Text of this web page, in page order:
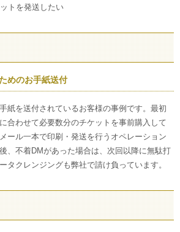
トを発送したい
めのお手紙送付
紙を送付されているお客様の事例です。最初
合わせて必要数分のチケットを事前購入して
ール一本で印刷・発送を行うオペレーション
、不着DMがあった場合は、次回以降に無駄打
タクレンジングも弊社で請け負っています。